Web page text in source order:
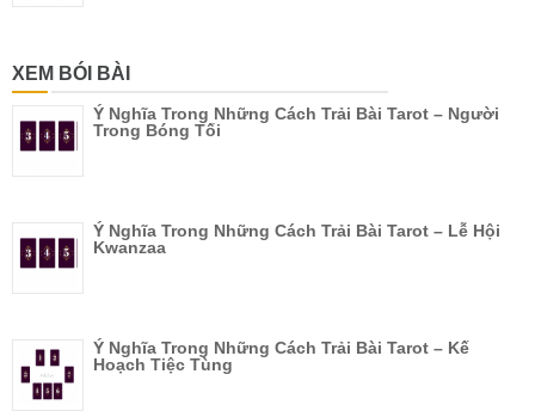
XEM BÓI BÀI
Ý Nghĩa Trong Những Cách Trải Bài Tarot – Người
Trong Bóng Tối
Ý Nghĩa Trong Những Cách Trải Bài Tarot – Lễ Hội
Kwanzaa
Ý Nghĩa Trong Những Cách Trải Bài Tarot – Kế
Hoạch Tiệc Tùng